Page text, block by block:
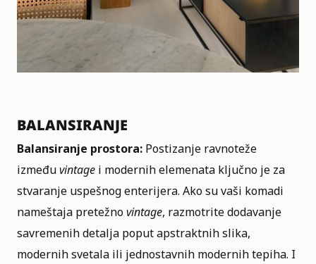
BALANSIRANJE
Balansiranje prostora: Postizanje ravnoteže
izmeđuvintage i modernih elemenata ključno je za
stvaranje uspešnog enterijera. Ako su vaši komadi
nameštaja pretežnovintage, razmotrite dodavanje
savremenih detalja poput apstraktnih slika,
modernih svetala ili jednostavnih modernih tepiha. I